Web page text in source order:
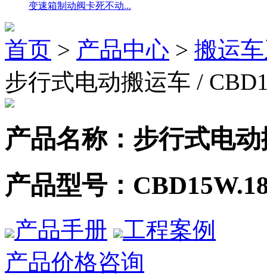
变速箱制动阀卡死不动...
首页 > 产品中心 > 搬运
步行式电动搬运车 /
产品名称： 步行式电
产品型号：
产品手册
工程案例
产品价格咨询